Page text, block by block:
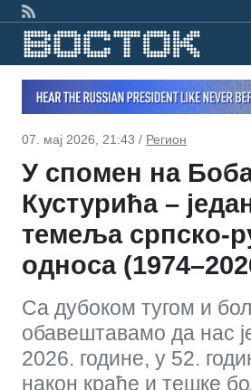
07. мај 2026, 21:43 / Регион
У спомен на
Кустурића –
темеља српско-
односа
Са дубоком тугом и
обавештавамо да нас
2026. године, у 52.
након краће и тешке